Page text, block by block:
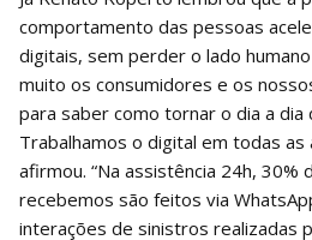
comportamento das pessoas
digitais, sem perder o lado
muito os consumidores e os
para saber como tornar o dia a dia
Trabalhamos o digital em todas as
afirmou. “Na assistência 24h, 30%
recebemos são feitos via
interações de sinistros realizadas